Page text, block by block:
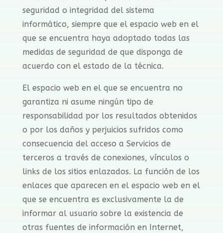
seguridad o integridad del sistema
informático, siempre que el espacio web en el
que se encuentra haya adoptado todas las
medidas de seguridad de que disponga de
acuerdo con el estado de la técnica.
El espacio web en el que se encuentra no
garantiza ni asume ningún tipo de
responsabilidad por los resultados obtenidos
o por los daños y perjuicios sufridos como
consecuencia del acceso a Servicios de
terceros a través de conexiones, vínculos o
links de los sitios enlazados. La función de los
enlaces que aparecen en el espacio web en el
que se encuentra es exclusivamente la de
informar al usuario sobre la existencia de
otras fuentes de información en Internet,